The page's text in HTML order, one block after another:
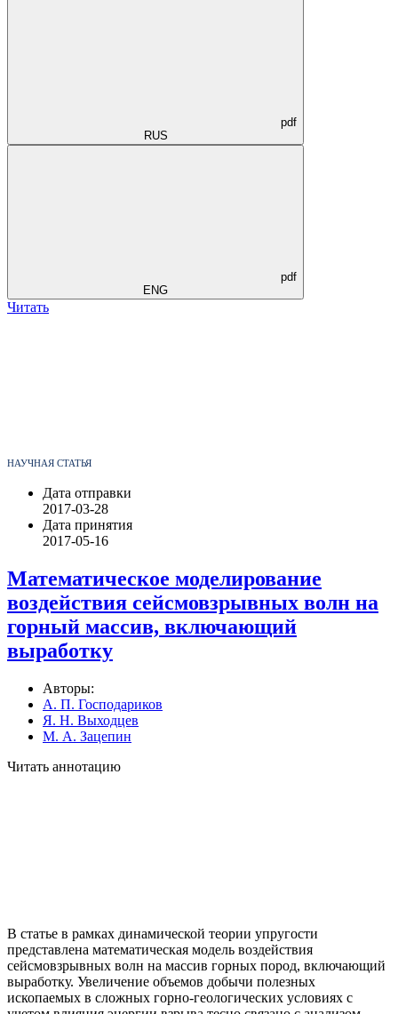
pdf
RUS
pdf
ENG
Читать
НАУЧНАЯ СТАТЬЯ
Дата отправки
2017-03-28
Дата принятия
2017-05-16
Математическое моделирование
воздействия сейсмовзрывных волн на
горный массив, включающий
выработку
Авторы:
А. П. Господариков
Я. Н. Выходцев
М. А. Зацепин
Читать аннотацию
В статье в рамках динамической теории упругости
представлена математическая модель воздействия
сейсмовзрывных волн на массив горных пород, включающий
выработку. Увеличение объемов добычи полезных
ископаемых в сложных горно-геологических условиях с